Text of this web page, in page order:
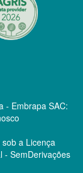
- Embrapa SAC:
a Licença
- SemDerivações